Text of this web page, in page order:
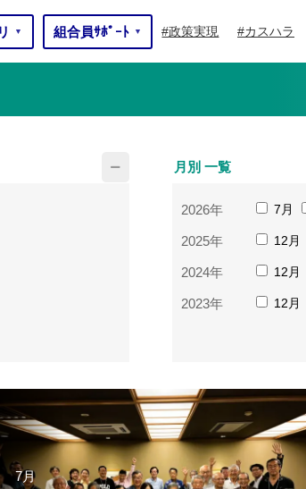
▼ 組合員ｻﾎﾟｰﾄ ▼ 政策実現 カスハラ
月別 一覧
2026年 7月
2025年 12月
2024年 12月
2023年 12月
7月